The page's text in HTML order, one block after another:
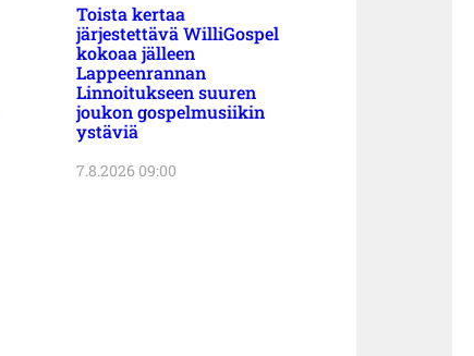
Toista kertaa
järjestettävä WilliGospel
kokoaa jälleen
Lappeenrannan
Linnoitukseen suuren
joukon gospelmusiikin
ystäviä
7.8.2026 09:00